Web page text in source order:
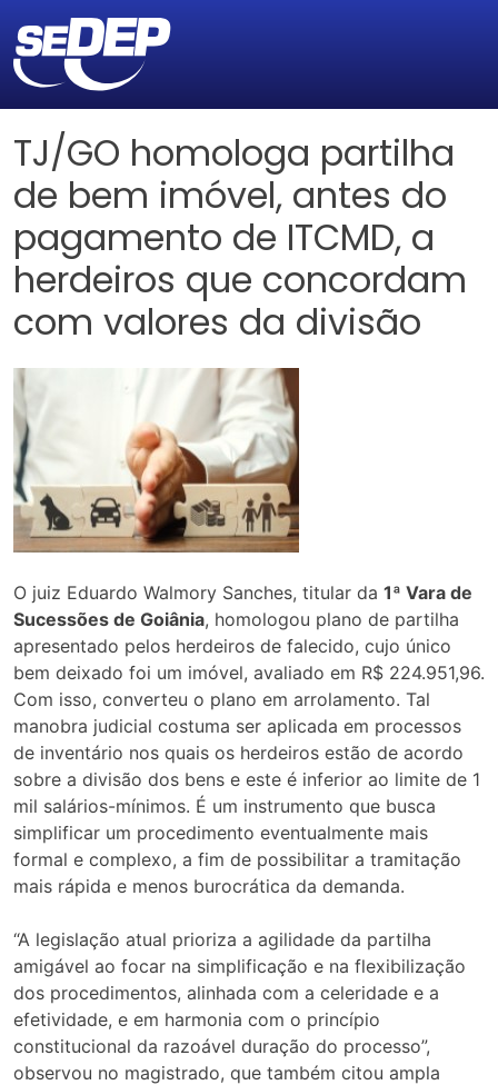
TJ/GO homologa partilha
de bem imóvel, antes do
pagamento de ITCMD, a
herdeiros que concordam
com valores da divisão
O juiz Eduardo Walmory Sanches, titular da 1ª Vara de
Sucessões de Goiânia, homologou plano de partilha
apresentado pelos herdeiros de falecido, cujo único
bem deixado foi um imóvel, avaliado em R$ 224.951,96.
Com isso, converteu o plano em arrolamento. Tal
manobra judicial costuma ser aplicada em processos
de inventário nos quais os herdeiros estão de acordo
sobre a divisão dos bens e este é inferior ao limite de 1
mil salários-mínimos. É um instrumento que busca
simplificar um procedimento eventualmente mais
formal e complexo, a fim de possibilitar a tramitação
mais rápida e menos burocrática da demanda.
“A legislação atual prioriza a agilidade da partilha
amigável ao focar na simplificação e na flexibilização
dos procedimentos, alinhada com a celeridade e a
efetividade, e em harmonia com o princípio
constitucional da razoável duração do processo”,
observou no magistrado, que também citou ampla